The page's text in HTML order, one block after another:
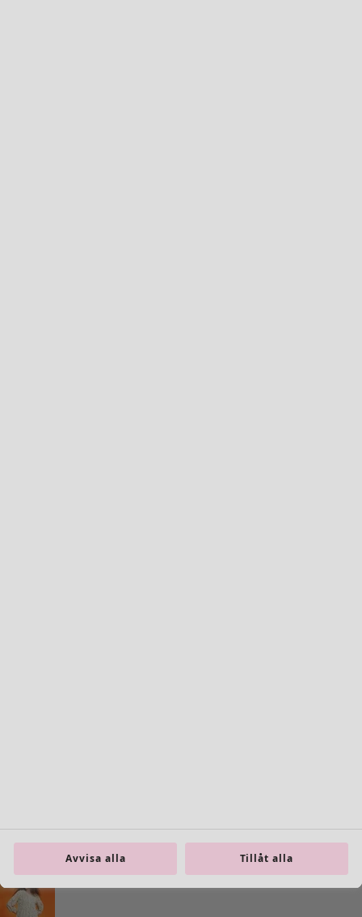
Avvisa alla Tillåt alla